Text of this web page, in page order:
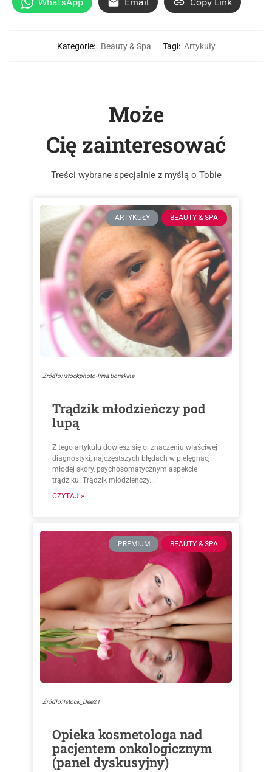
Kategorie: Beauty & Spa Tagi: Artykuły
Może
Cię zainteresować
Treści wybrane specjalnie z myślą o Tobie
ARTYKUŁY BEAUTY & SPA
Źródło: istockphoto-Irina Boriskina
Trądzik młodzieńczy pod
lupą
Z tego artykułu dowiesz się o: znaczeniu właściwej
diagnostyki, najczęstszych błędach w pielęgnacji
młodej skóry, psychosomatycznym aspekcie
trądziku. Trądzik młodzieńczy...
CZYTAJ »
PREMIUM BEAUTY & SPA
Źródło: Istock_Dee21
Opieka kosmetologa nad
pacjentem onkologicznym
(panel dyskusyjny)